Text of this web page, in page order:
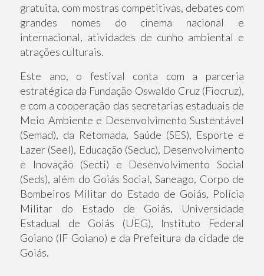
gratuita, com mostras competitivas, debates com
grandes nomes do cinema nacional e
internacional, atividades de cunho ambiental e
atrações culturais.
Este ano, o festival conta com a parceria
estratégica da Fundação Oswaldo Cruz (Fiocruz),
e com a cooperação das secretarias estaduais de
Meio Ambiente e Desenvolvimento Sustentável
(Semad), da Retomada, Saúde (SES), Esporte e
Lazer (Seel), Educação (Seduc), Desenvolvimento
e Inovação (Secti) e Desenvolvimento Social
(Seds), além do Goiás Social, Saneago, Corpo de
Bombeiros Militar do Estado de Goiás, Polícia
Militar do Estado de Goiás, Universidade
Estadual de Goiás (UEG), Instituto Federal
Goiano (IF Goiano) e da Prefeitura da cidade de
Goiás.